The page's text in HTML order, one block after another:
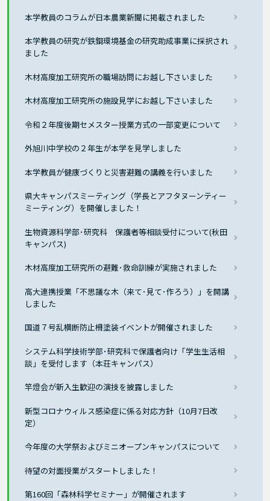
本学教員のコラムが日本農業新聞に掲載されました
本学教員の研究が鉄鋼環境基金の研究助成事業に採択され
ました
木材高度加工研究所の職場訪問にお越し下さいました
木材高度加工研究所の施設見学にお越し下さいました
令和２年度後期セメスター授業方式の一部変更について
外旭川中学校の２年生が本学を見学しました
本学教員が健康づくりと災害避難の講義を行いました
県大キャンパスミーティング（学長とアフタヌーンティー
ミーティング）を開催しました！
生物資源科学部･研究科 保護者等相談受付について(秋田
キャンパス)
木材高度加工研究所の避難･救命訓練が実施されました
高大連携授業「不思議な木（来て･見て･作ろう）」を開講
しました
国道７号乱横断防止柵塗装イベントが開催されました
システム科学技術学部･研究科で保護者向け「学生生活相
談」を受付します（本荘キャンパス）
竿燈会が新入生歓迎の演技を披露しました
新型コロナウィルス感染症に係る対応方針（10月7日改
定）
今年度の大学祭およびミニオープンキャンパスについて
待望の対面授業がスタートしました！
第160回「森林科学セミナー」が開催されます